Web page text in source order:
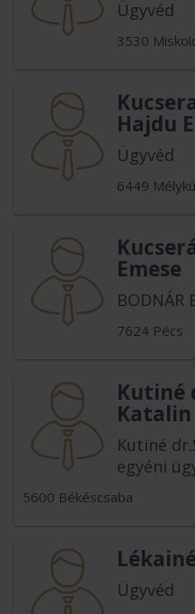
Ügyvéd
3530
Hajdu
Ügyvéd
6449
Emese
BODNÁR
7624 Pécs
Kutiné
Katalin
Kutiné
egyéni
5600 Békéscsaba
Ügyvéd